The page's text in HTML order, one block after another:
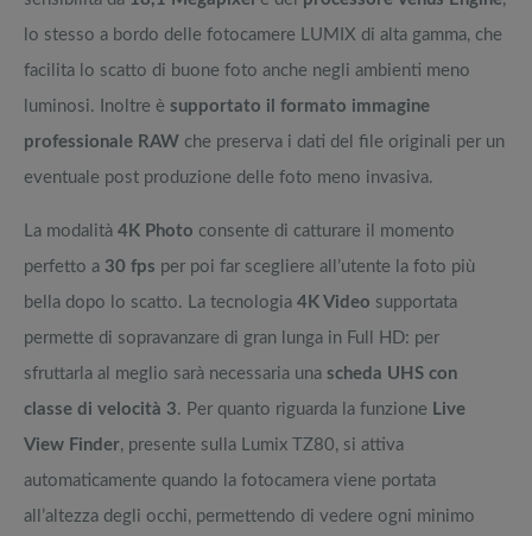
lo stesso a bordo delle fotocamere LUMIX di alta gamma, che
facilita lo scatto di buone foto anche negli ambienti meno
luminosi. Inoltre è supportato il formato immagine
professionale RAW che preserva i dati del file originali per un
eventuale post produzione delle foto meno invasiva.
La modalità 4K Photo consente di catturare il momento
perfetto a 30 fps per poi far scegliere all’utente la foto più
bella dopo lo scatto. La tecnologia 4K Video supportata
permette di sopravanzare di gran lunga in Full HD: per
sfruttarla al meglio sarà necessaria una scheda UHS con
classe di velocità 3. Per quanto riguarda la funzione Live
View Finder, presente sulla Lumix TZ80, si attiva
automaticamente quando la fotocamera viene portata
all’altezza degli occhi, permettendo di vedere ogni minimo